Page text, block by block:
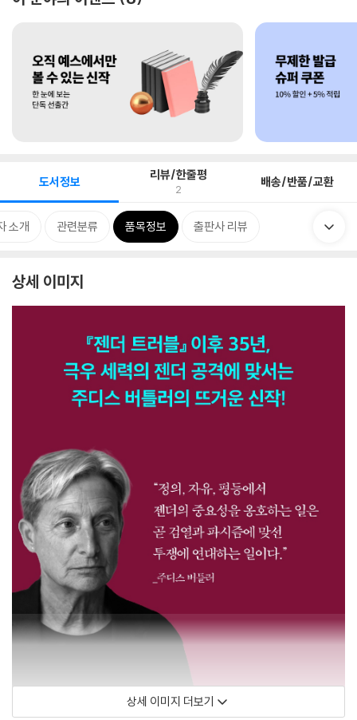
도서정보 리뷰/한줄평
2 배송/반품/교환
소개 관련분류 품목정보 출판사 리뷰
상세 이미지
상세 이미지 더보기